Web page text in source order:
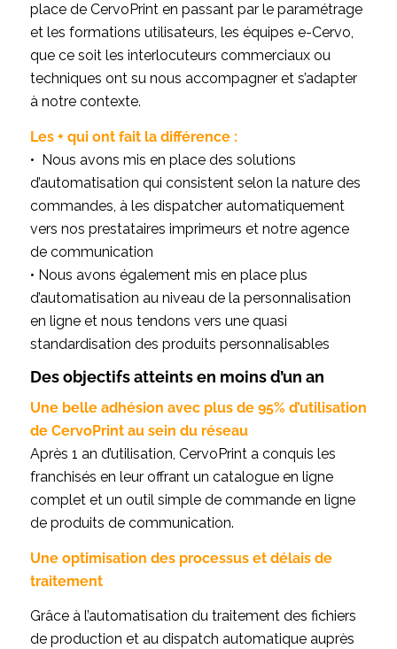
place de CervoPrint en passant par le paramétrage
et les formations utilisateurs, les équipes e-Cervo,
que ce soit les interlocuteurs commerciaux ou
techniques ont su nous accompagner et s’adapter
à notre contexte.
Les + qui ont fait la différence :
• Nous avons mis en place des solutions
d’automatisation qui consistent selon la nature des
commandes, à les dispatcher automatiquement
vers nos prestataires imprimeurs et notre agence
de communication
• Nous avons également mis en place plus
d’automatisation au niveau de la personnalisation
en ligne et nous tendons vers une quasi
standardisation des produits personnalisables
Des objectifs atteints en moins d’un an
Une belle adhésion avec plus de 95% d’utilisation
de CervoPrint au sein du réseau
Après 1 an d’utilisation, CervoPrint a conquis les
franchisés en leur offrant un catalogue en ligne
complet et un outil simple de commande en ligne
de produits de communication.
Une optimisation des processus et délais de
traitement
Grâce à l’automatisation du traitement des fichiers
de production et au dispatch automatique auprès